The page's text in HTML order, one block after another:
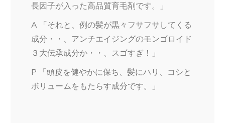
長因子が入った高品質育毛剤です。」
A 「それと、例の髪が黒々フサフサしてくる
成分・・、アンチエイジングのモンゴロイド
３大伝承成分か・・、スゴすぎ！」
P 「頭皮を健やかに保ち、髪にハリ、コシと
ボリュームをもたらす成分です。」